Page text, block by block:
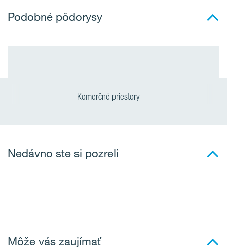
Podobné pôdorysy
Komerčné priestory
Nedávno ste si pozreli
Môže vás zaujímať